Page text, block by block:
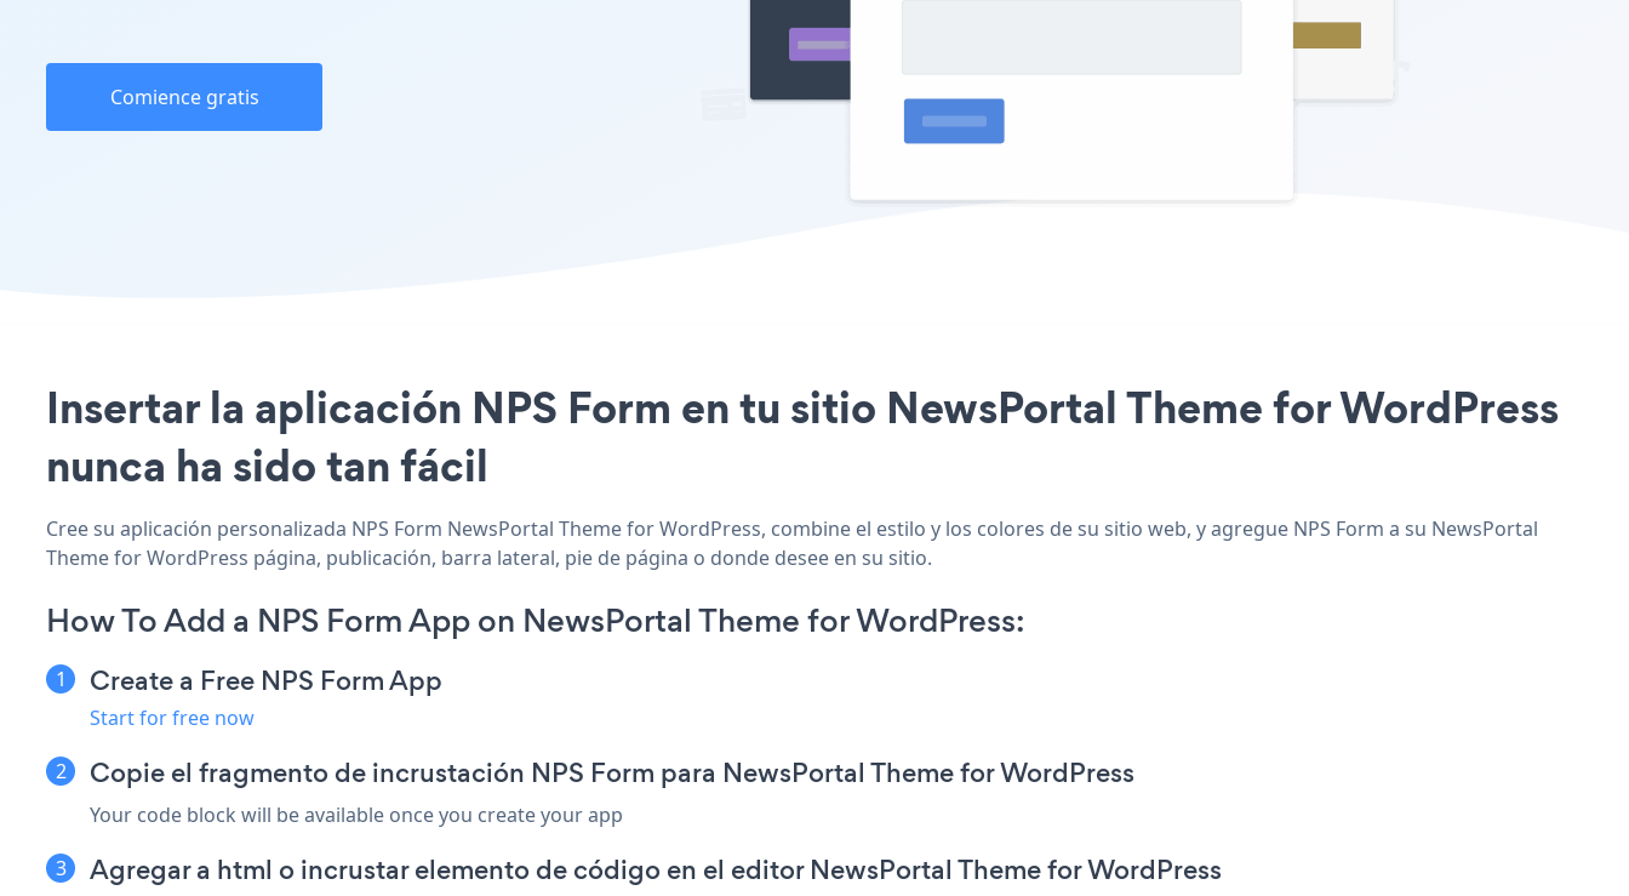
Comience gratis
Insertar la aplicación NPS Form en tu sitio NewsPortal Theme for WordPress
nunca ha sido tan fácil
Cree su aplicación personalizada NPS Form NewsPortal Theme for WordPress, combine el estilo y los colores de su sitio web, y agregue NPS Form a su NewsPortal
Theme for WordPress página, publicación, barra lateral, pie de página o donde desee en su sitio.
How To Add a NPS Form App on NewsPortal Theme for WordPress:
Create a Free NPS Form App
Start for free now
Copie el fragmento de incrustación NPS Form para NewsPortal Theme for WordPress
Your code block will be available once you create your app
Agregar a html o incrustar elemento de código en el editor NewsPortal Theme for WordPress